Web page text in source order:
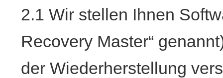
2.1 Wir stellen Ihnen
Recovery Master“
der Wiederherstellung